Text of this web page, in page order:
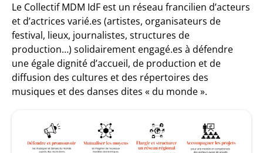
Le Collectif MDM IdF est un réseau francilien d’acteurs
et d’actrices varié.es (artistes, organisateurs de
festival, lieux, journalistes, structures de
production…) solidairement engagé.es à défendre
une égale dignité d’accueil, de production et de
diffusion des cultures et des répertoires des
musiques et des danses dites « du monde ».